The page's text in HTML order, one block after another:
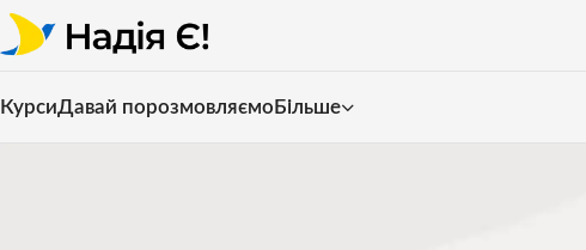
КурсиДавай порозмовляємо Більше